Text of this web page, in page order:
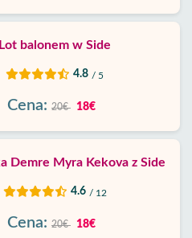
Lot balonem w Side
4.8 / 5
Cena: 20€ 18€
Demre Myra Kekova z Side
4.6 / 12
Cena: 20€ 18€